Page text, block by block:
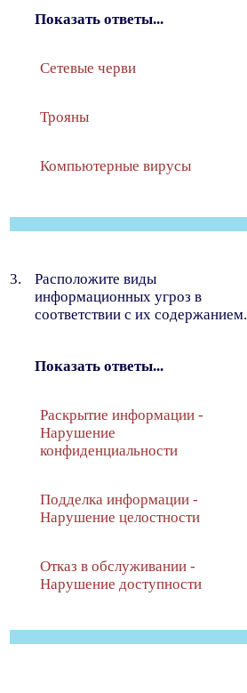
Показать ответы...
Сетевые черви
Трояны
Компьютерные вирусы
3.
Расположите виды
информационных угроз в
соответствии с их содержанием.
Показать ответы...
Раскрытие информации -
Нарушение
конфиденциальности
Подделка информации -
Нарушение целостности
Отказ в обслуживании -
Нарушение доступности